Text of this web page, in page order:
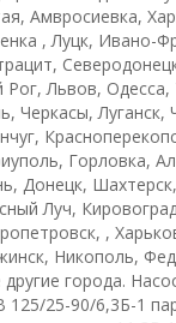
Амвросиевка,
, Луцк, Ивано-
Львов,
Черкасы,
Горловка,
Донецк,
Луч,
,
Никополь,
города.
125/25-90/6,3Б-1